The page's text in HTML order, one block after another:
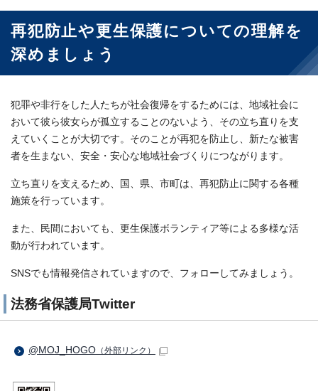
再犯防止や更生保護についての理解を
深めましょう
犯罪や非行をした人たちが社会復帰をするためには、地域社会に
おいて彼ら彼女らが孤立することのないよう、その立ち直りを支
えていくことが大切です。そのことが再犯を防止し、新たな被害
者を生まない、安全・安心な地域社会づくりにつながります。
立ち直りを支えるため、国、県、市町は、再犯防止に関する各種
施策を行っています。
また、民間においても、更生保護ボランティア等による多様な活
動が行われています。
SNSでも情報発信されていますので、フォローしてみましょう。
法務省保護局Twitter
@MOJ_HOGO （外部リンク）